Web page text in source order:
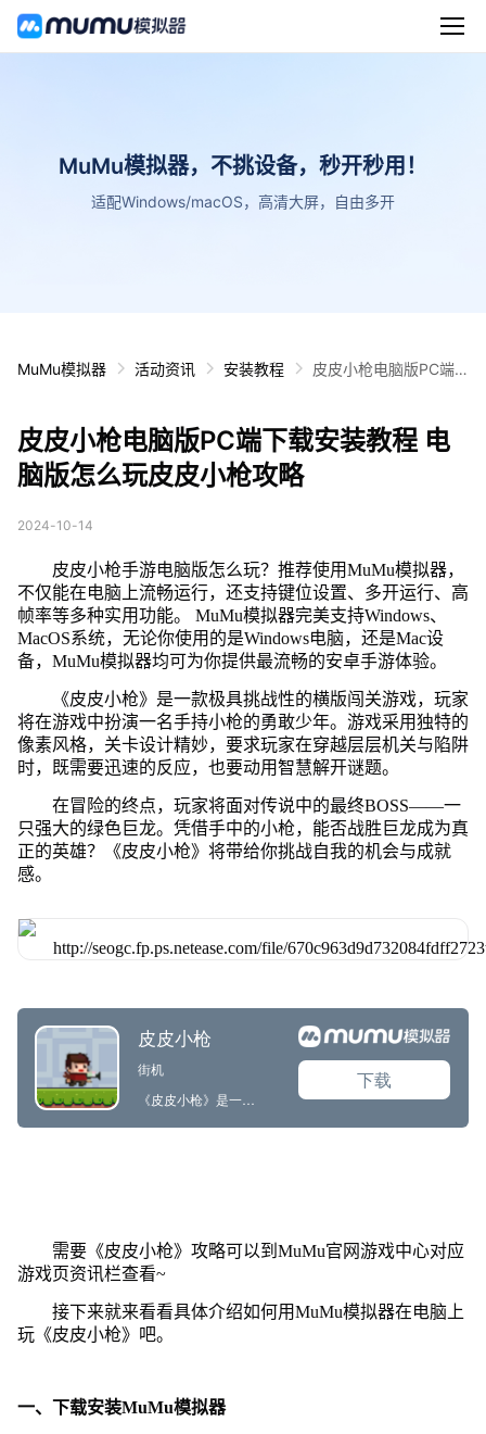
MuMu模拟器，不挑设备，秒开秒用！
适配Windows/macOS，高清大屏，自由多开
MuMu模拟器 活动资讯 安装教程
皮皮小枪电脑版PC端
皮皮小枪电脑版PC端下载安装教程 电
脑版怎么玩皮皮小枪攻略
2024-10-14
皮皮小枪手游电脑版怎么玩？推荐使用MuMu模拟器，
不仅能在电脑上流畅运行，还支持键位设置、多开运行、高
帧率等多种实用功能。 MuMu模拟器完美支持Windows、
MacOS系统，无论你使用的是Windows电脑，还是Mac设
备，MuMu模拟器均可为你提供最流畅的安卓手游体验。
《皮皮小枪》是一款极具挑战性的横版闯关游戏，玩家
将在游戏中扮演一名手持小枪的勇敢少年。游戏采用独特的
像素风格，关卡设计精妙，要求玩家在穿越层层机关与陷阱
时，既需要迅速的反应，也要动用智慧解开谜题。
在冒险的终点，玩家将面对传说中的最终BOSS——一
只强大的绿色巨龙。凭借手中的小枪，能否战胜巨龙成为真
正的英雄？《皮皮小枪》将带给你挑战自我的机会与成就
感。
需要《皮皮小枪》攻略可以到MuMu官网游戏中心对应
游戏页资讯栏查看~
接下来就来看看具体介绍如何用MuMu模拟器在电脑上
玩《皮皮小枪》吧。
一、下载安装MuMu模拟器